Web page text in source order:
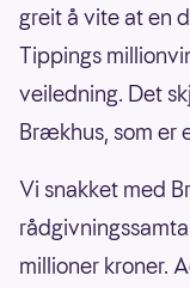
greit å vite at en
Tippings
veiledning. Det
Brækhus, som er
Vi snakket med
millioner kroner.